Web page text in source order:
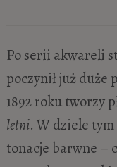
Po serii akwareli
poczynił już duże
1892 roku tworzy
letni. W dziele
tonacje barwne –